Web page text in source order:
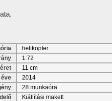
helikopter
1:72
11 cm
2014
28 munkaóra
Kiállítási makett